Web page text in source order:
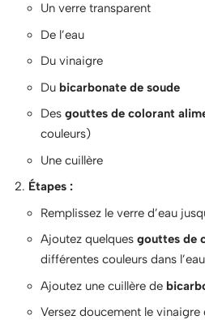
Un verre transparent
De l’eau
Du vinaigre
Du bicarbonate de soude
Des gouttes de colorant
couleurs)
Une cuillère
Étapes :
Remplissez le verre d’eau
Ajoutez quelques gouttes de
différentes couleurs dans
Ajoutez une cuillère de
Versez doucement le vinaigre